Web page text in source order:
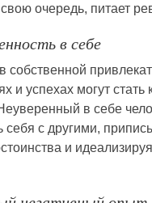
очередь, питает
в себе
собственной
и успехах могут стать
в себе
себя с другими,
и